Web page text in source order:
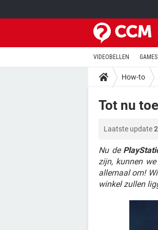
VIDEOBELLEN GAMES
How-to
Tot nu
Laatste update
Nu de
zijn, kunnen
allemaal om!
winkel zullen